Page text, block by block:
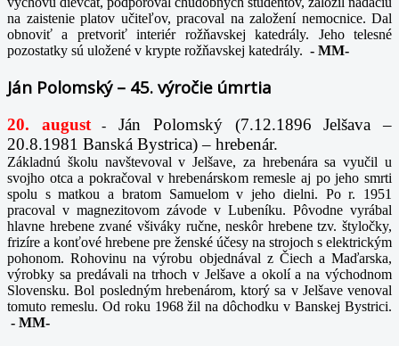
na zaistenie platov učiteľov, pracoval na založení nemocnice. Dal
obnoviť a pretvoriť interiér rožňavskej katedrály. Jeho telesné
pozostatky sú uložené v krypte rožňavskej katedrály. - MM-
Ján Polomský – 45. výročie úmrtia
20. august-
Ján Polomský (7.12.1896 Jelšava –
20.8.1981 Banská Bystrica) – hrebenár.
Základnú školu navštevoval v Jelšave, za hrebenára sa vyučil u
svojho otca a pokračoval v hrebenárskom remesle aj po jeho smrti
spolu s matkou a bratom Samuelom v jeho dielni. Po r. 1951
pracoval v magnezitovom závode v Lubeníku. Pôvodne vyrábal
hlavne hrebene zvané všiváky ručne, neskôr hrebene tzv. štyločky,
frizíre a konťové hrebene pre ženské účesy na strojoch s elektrickým
pohonom. Rohovinu na výrobu objednával z Čiech a Maďarska,
výrobky sa predávali na trhoch v Jelšave a okolí a na východnom
Slovensku. Bol posledným hrebenárom, ktorý sa v Jelšave venoval
tomuto remeslu. Od roku 1968 žil na dôchodku v Banskej Bystrici.
- MM-